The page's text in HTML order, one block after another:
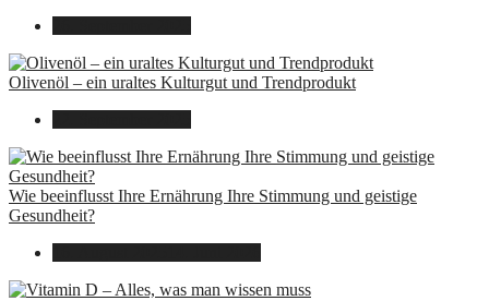
Olivenöl – ein uraltes Kulturgut und Trendprodukt
Wie beeinflusst Ihre Ernährung Ihre Stimmung und geistige
Gesundheit?